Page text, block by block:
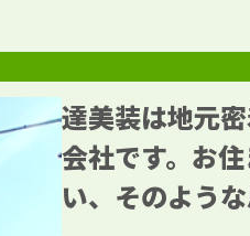
達美装は地元
会社です。お
い、そのよう